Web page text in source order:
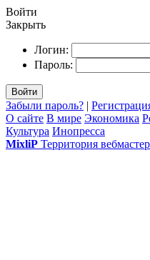
Войти
Закрыть
Логин:
Пароль:
Войти
Забыли пароль? |
О сайте В мире Экономика
Культура Инопресса
MixliP Территория